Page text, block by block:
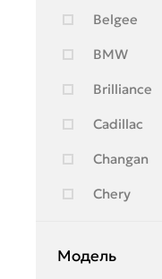
Belgee
BMW
Brilliance
Cadillac
Changan
Chery
Citroen
Модель